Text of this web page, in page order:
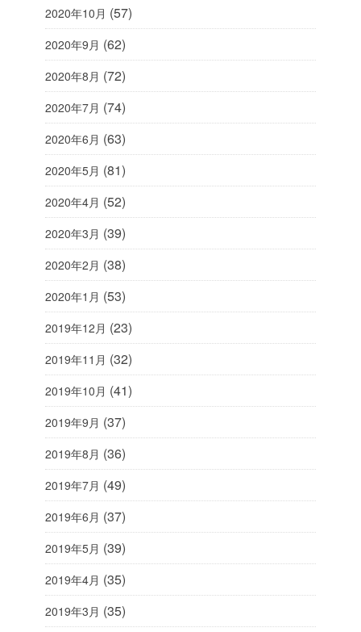
2020年10月 (57)
2020年9月 (62)
2020年8月 (72)
2020年7月 (74)
2020年6月 (63)
2020年5月 (81)
2020年4月 (52)
2020年3月 (39)
2020年2月 (38)
2020年1月 (53)
2019年12月 (23)
2019年11月 (32)
2019年10月 (41)
2019年9月 (37)
2019年8月 (36)
2019年7月 (49)
2019年6月 (37)
2019年5月 (39)
2019年4月 (35)
2019年3月 (35)